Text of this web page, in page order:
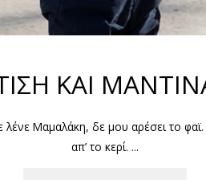
ΚΑΙ
Μαμαλάκη, δε μου αρέσει το
απ’ το κερί. ...